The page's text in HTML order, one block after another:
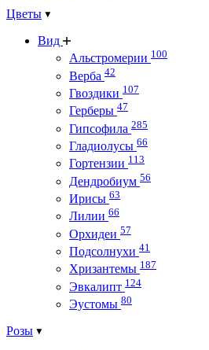
Цветы
Вид
Альстромерии 100
Верба 42
Гвоздики 107
Герберы 47
Гипсофила 285
Гладиолусы 66
Гортензии 113
Дендробиум 56
Ирисы 63
Лилии 66
Орхидеи 57
Подсолнухи 41
Хризантемы 187
Эвкалипт 124
Эустомы 80
Розы